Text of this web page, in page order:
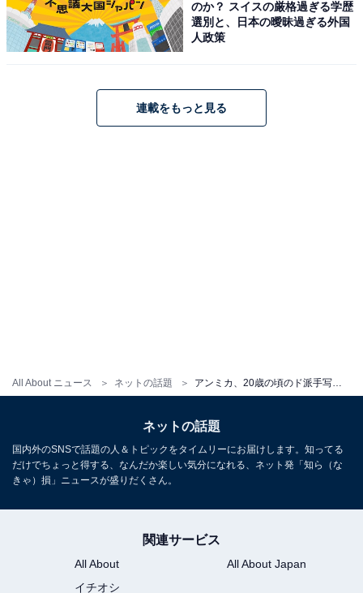
All About ニュース ネットの話題
のか？ スイスの厳格過ぎる学歴
選別と、日本の曖昧過ぎる外国
人政策
連載をもっと見る
ネットの話題
国内外のSNSで話題の人＆トピックをタイムリーにお届けします。知ってる
だけでちょっと得する、なんだか楽しい気分になれる、ネット発「知ら（な
きゃ）損」ニュースが盛りだくさん。
関連サービス
All About
All About Japan
イチオシ